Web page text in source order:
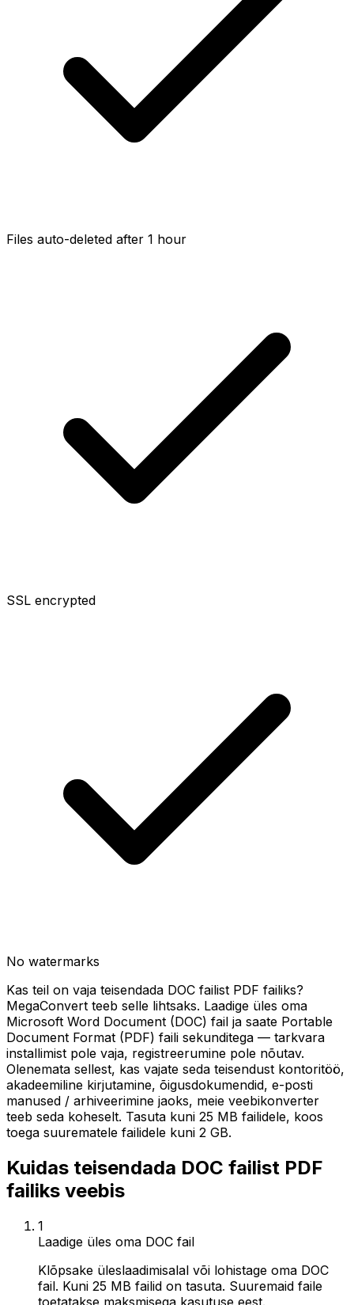
Files auto-deleted after 1 hour
SSL encrypted
No watermarks
Kas teil on vaja teisendada DOC failist PDF failiks?
MegaConvert teeb selle lihtsaks. Laadige üles oma
Microsoft Word Document (DOC) fail ja saate Portable
Document Format (PDF) faili sekunditega — tarkvara
installimist pole vaja, registreerumine pole nõutav.
Olenemata sellest, kas vajate seda teisendust kontoritöö,
akadeemiline kirjutamine, õigusdokumendid, e-posti
manused / arhiveerimine jaoks, meie veebikonverter
teeb seda koheselt. Tasuta kuni 25 MB failidele, koos
toega suurematele failidele kuni 2 GB.
Kuidas teisendada DOC failist PDF
failiks veebis
1
Laadige üles oma DOC fail
Klõpsake üleslaadimisalal või lohistage oma DOC
fail. Kuni 25 MB failid on tasuta. Suuremaid faile
toetatakse maksmisega kasutuse eest.